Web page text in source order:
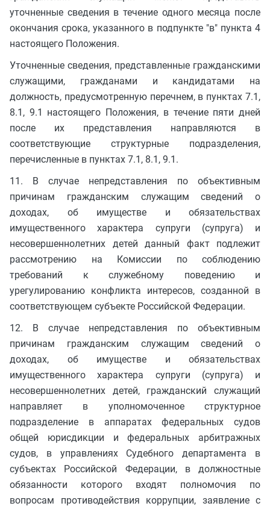
уточненные сведения в течение одного месяца после
окончания срока, указанного в подпункте "в" пункта 4
настоящего Положения.
Уточненные сведения, представленные гражданскими
служащими, гражданами и кандидатами на
должность, предусмотренную перечнем, в пунктах 7.1,
8.1, 9.1 настоящего Положения, в течение пяти дней
после их представления направляются в
соответствующие структурные подразделения,
перечисленные в пунктах 7.1, 8.1, 9.1.
11. В случае непредставления по объективным
причинам гражданским служащим сведений о
доходах, об имуществе и обязательствах
имущественного характера супруги (супруга) и
несовершеннолетних детей данный факт подлежит
рассмотрению на Комиссии по соблюдению
требований к служебному поведению и
урегулированию конфликта интересов, созданной в
соответствующем субъекте Российской Федерации.
12. В случае непредставления по объективным
причинам гражданским служащим сведений о
доходах, об имуществе и обязательствах
имущественного характера супруги (супруга) и
несовершеннолетних детей, гражданский служащий
направляет в уполномоченное структурное
подразделение в аппаратах федеральных судов
общей юрисдикции и федеральных арбитражных
судов, в управлениях Судебного департамента в
субъектах Российской Федерации, в должностные
обязанности которого входят полномочия по
вопросам противодействия коррупции, заявление с